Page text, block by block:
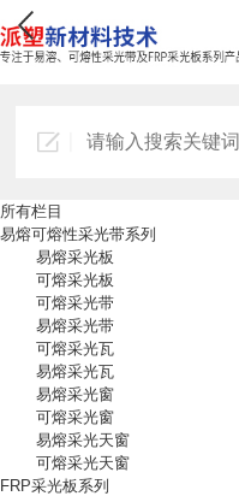
所有栏目
易熔可熔性采光带系列
易熔采光板
可熔采光板
可熔采光带
易熔采光带
可熔采光瓦
易熔采光瓦
易熔采光窗
可熔采光窗
易熔采光天窗
可熔采光天窗
FRP采光板系列